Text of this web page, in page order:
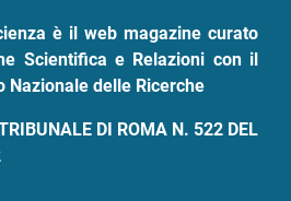
è il web magazine curato
Scientifica e Relazioni con il
Nazionale delle Ricerche
DI ROMA N. 522 DEL